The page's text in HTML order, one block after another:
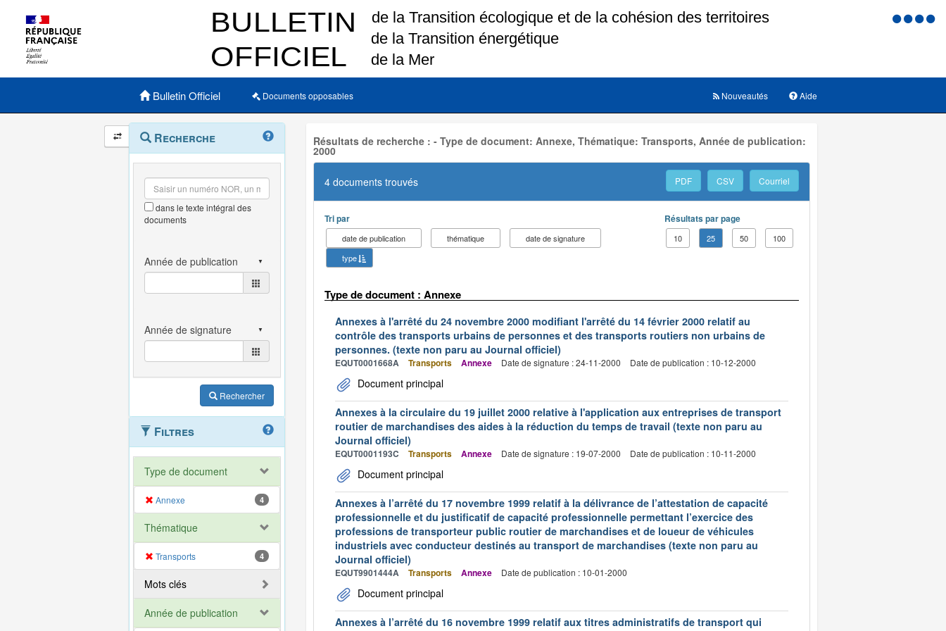
Menu
Menu principal
Bulletin Officiel Documents opposables Aide
Nouveautés
Navigation
et
outils
annexes
Menu
contextuel
Recherche
dans le texte intégral des
documents
Rechercher
Filtres
Type de document
Annexe 4
Thématique
Transports 4
Mots clés
Année de publication
Résultats de recherche : - Type de document: Annexe, Thématique: Transports, Année de publication:
2000
4 documents trouvés PDF CSV Courriel
Tri par
date de publication thématique
date de signature
type
Résultats par page
10 25 50 100
Type de document : Annexe
Annexes à l'arrêté du 24 novembre 2000 modifiant l'arrêté du 14 février 2000 relatif au
contrôle des transports urbains de personnes et des transports routiers non urbains de
personnes. (texte non paru au Journal officiel)
EQUT0001668A Transports Annexe Date de signature : 24-11-2000 Date de publication : 10-12-2000
Document principal
Annexes à la circulaire du 19 juillet 2000 relative à l'application aux entreprises de transport
routier de marchandises des aides à la réduction du temps de travail (texte non paru au
Journal officiel)
EQUT0001193C Transports Annexe Date de signature : 19-07-2000 Date de publication : 10-11-2000
Document principal
Annexes à l’arrêté du 17 novembre 1999 relatif à la délivrance de l’attestation de capacité
professionnelle et du justificatif de capacité professionnelle permettant l’exercice des
professions de transporteur public routier de marchandises et de loueur de véhicules
industriels avec conducteur destinés au transport de marchandises (texte non paru au
Journal officiel)
EQUT9901444A Transports Annexe Date de publication : 10-01-2000
Document principal
Annexes à l’arrêté du 16 novembre 1999 relatif aux titres administratifs de transport qui